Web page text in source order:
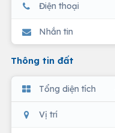
Điện thoại
Nhắn tin
Thông tin đất
Tổng diện tích
Vị trí